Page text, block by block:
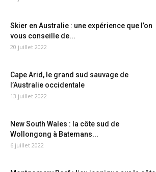
Skier en Australie : une expérience que l’on
vous conseille de...
20 juillet 2022
Cape Arid, le grand sud sauvage de
l’Australie occidentale
13 juillet 2022
New South Wales : la côte sud de
Wollongong à Batemans...
6 juillet 2022